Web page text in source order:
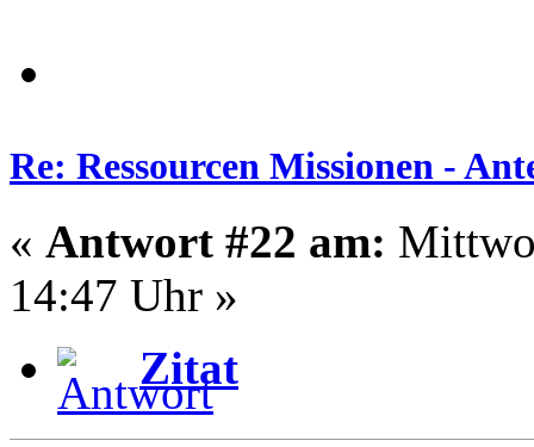
Re: Ressourcen Missionen -
« Antwort #22 am:
14:47 Uhr »
Zitat